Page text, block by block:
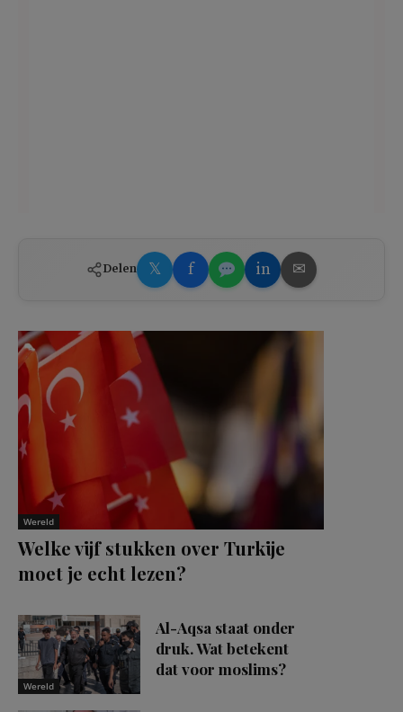
Delen 𝕏 f in ✉
Wereld
Welke vijf stukken over Turkije
moet je echt lezen?
Wereld
Al-Aqsa staat onder
druk. Wat betekent
dat voor moslims?